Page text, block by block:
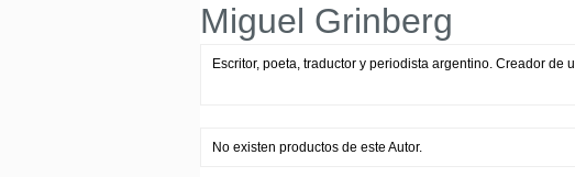
Miguel Grinberg
Escritor, poeta, traductor y periodista argentino. Creador
No existen productos de este Autor.